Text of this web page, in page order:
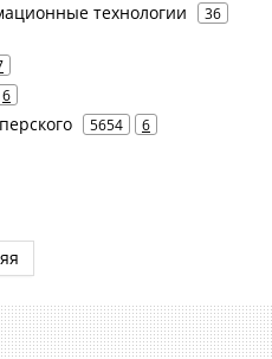
технологии
36
6
5654 6